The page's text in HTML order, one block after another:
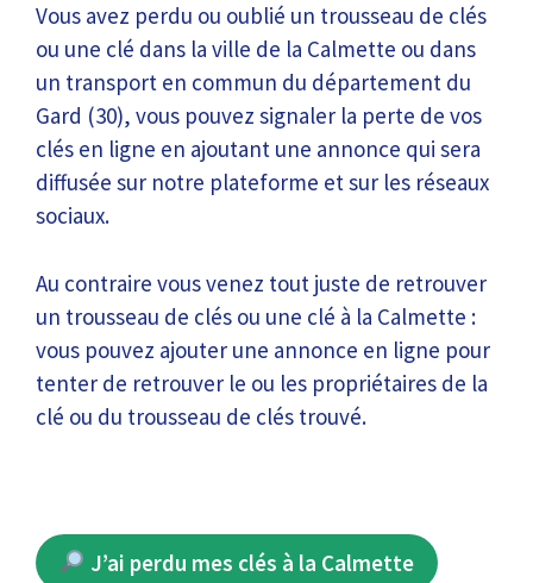
Vous avez perdu ou oublié un trousseau de clés
ou une clé dans la ville de la Calmette ou dans
un transport en commun du département du
Gard (30), vous pouvez signaler la perte de vos
clés en ligne en ajoutant une annonce qui sera
diffusée sur notre plateforme et sur les réseaux
sociaux.
Au contraire vous venez tout juste de retrouver
un trousseau de clés ou une clé à la Calmette :
vous pouvez ajouter une annonce en ligne pour
tenter de retrouver le ou les propriétaires de la
clé ou du trousseau de clés trouvé.
J’ai perdu mes clés à la Calmette